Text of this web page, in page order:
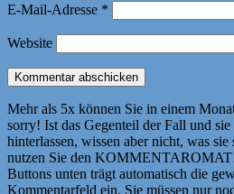
E-Mail-Adresse *
Website
Mehr als 5x können Sie in einem
sorry! Ist das Gegenteil der Fall und
hinterlassen, wissen aber nicht, was sie
nutzen Sie den
Buttons unten trägt automatisch die
Kommentarfeld ein. Sie müssen nur